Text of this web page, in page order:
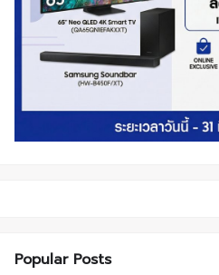
Popular Posts